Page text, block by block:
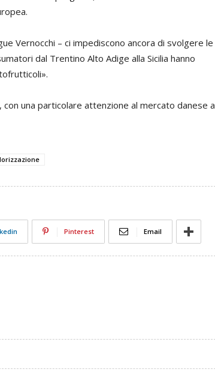
Vernocchi – ci impediscono ancora di svolgere le
dal Trentino Alto Adige alla Sicilia hanno
una particolare attenzione al mercato danese a
Pinterest Email